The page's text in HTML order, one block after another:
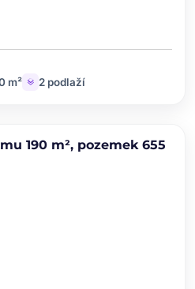
m² layers 2 podlaží
favorite
190 m², pozemek 655